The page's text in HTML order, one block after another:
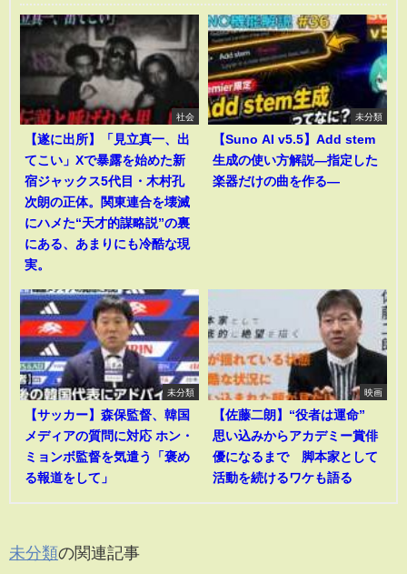
社会
【遂に出所】「見立真一、出
てこい」Xで暴露を始めた新
宿ジャックス5代目・木村孔
次朗の正体。関東連合を壊滅
にハメた“天才的謀略説”の裏
にある、あまりにも冷酷な現
実。
未分類
【Suno AI v5.5】Add stem
生成の使い方解説―指定した
楽器だけの曲を作る―
未分類
【サッカー】森保監督、韓国
メディアの質問に対応 ホン・
ミョンボ監督を気遣う「褒め
る報道をして」
映画
【佐藤二朗】“役者は運命”
思い込みからアカデミー賞俳
優になるまで 脚本家として
活動を続けるワケも語る
未分類の関連記事